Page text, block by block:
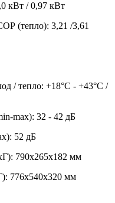
кВт / 0,97 кВт
(тепло): 3,21 /3,61
/ тепло: +18°С - +43°С /
max): 32 - 42 дБ
: 52 дБ
: 790x265x182 мм
: 776х540х320 мм